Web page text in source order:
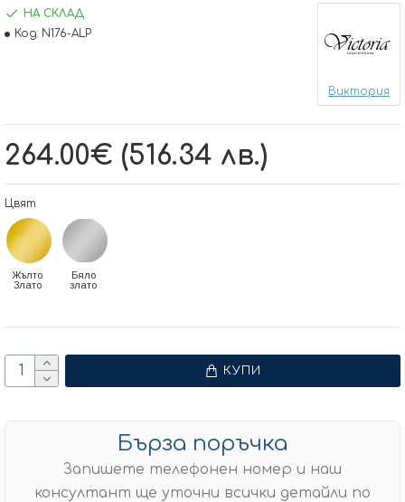
264.00€ (516.34 лв.)
НА СКЛАД
Код: N176-ALP
Виктория
Цвят
Жълто
Злато
Бяло
злато
КУПИ
Бърза поръчка
Запишете телефонен номер и наш
консултант ще уточни всички детайли по